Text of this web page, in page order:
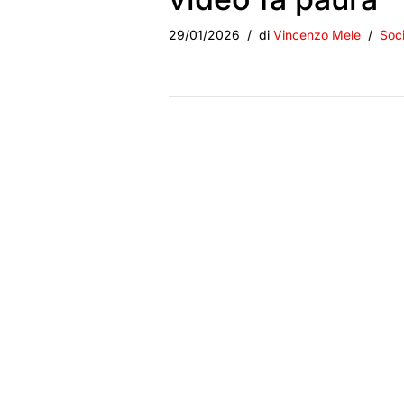
29/01/2026 di Vincenzo Mele